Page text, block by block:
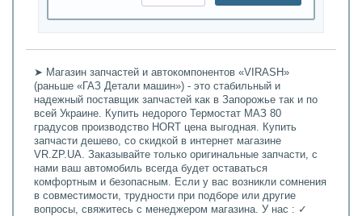
➤ Магазин запчастей и автокомпонентов «VIRASH»
(раньше «ГАЗ Детали машин») - это стабильный и
надежный поставщик запчастей как в Запорожье так и по
всей Украине. Купить недорого Термостат МАЗ 80
градусов производство HORT цена выгодная. Купить
запчасти дешево, со скидкой в интернет магазине
VR.ZP.UA. Заказывайте только оригинальные запчасти, с
нами ваш автомобиль всегда будет оставаться
комфортным и безопасным. Если у вас возникли сомнения
в совместимости, трудности при подборе или другие
вопросы, свяжитесь с менеджером магазина. У нас : ✓